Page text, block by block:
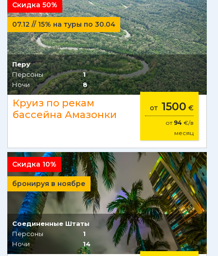
Скидка 50%
07.12 // 15% на туры по 30.04
Перу
Персоны
1
Ночи
8
Круиз по рекам
бассейна Амазонки
от 1500 €
от 94 €/в
месяц
Скидка 10%
бронируя в ноябре
Соединенные Штаты
Персоны
1
Ночи
14